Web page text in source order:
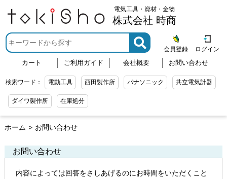
電気工具・資材・金物
株式会社 時商
カート ご利用ガイド 会社概要 お問い合わせ
検索ワード： 電動工具 西田製作所 パナソニック 共立電気計器
ダイワ製作所 在庫処分
会員登録 ログイン
ホーム お問い合わせ
お問い合わせ
内容によっては回答をさしあげるのにお時間をいただくこと